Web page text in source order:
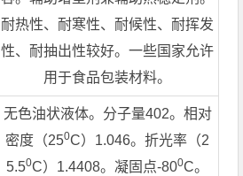
耐热性、耐寒性、耐候性、耐挥发
性、耐抽出性较好。一些国家允许
用于食品包装材料。
无色油状液体。分子量402。相对
密度（250C）1.046。折光率（2
5.50C）1.4408。凝固点-800C。